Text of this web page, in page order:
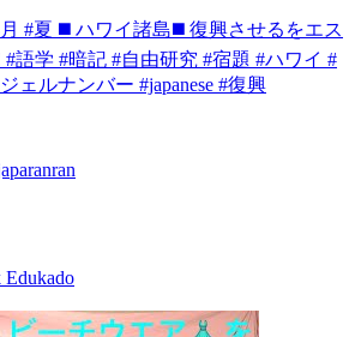
月 #夏 ◼️ ハワイ諸島◼️ 復興させるをエス
語学 #暗記 #自由研究 #宿題 #ハワイ #
ェルナンバー #japanese #復興
Edukado